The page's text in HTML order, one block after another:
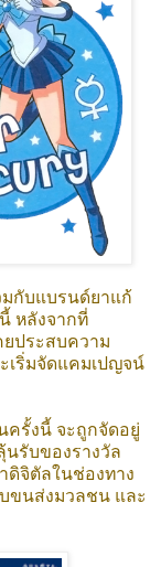
กับแบรนด์ยาแก้
หลังจากที่
ยประสบความ
เริ่มจัดแคมเปญจน์
ครั้งนี้ จะถูกจัดอยู่
รับของรางวัล
ดิจิตัลในช่องทาง
ขนส่งมวลชน และ